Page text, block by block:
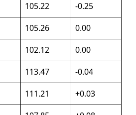
105.22
-0.25
105.26
0.00
102.12
0.00
113.47
-0.04
111.21
+0.03